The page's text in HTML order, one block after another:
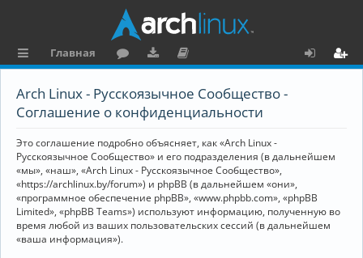
ы
к
и
Главная
ру
ру
и
ку
е
н
та
ц
Arch Linux - Русскоязычное Сообщество -
Соглашение о конфиденциальности
Это соглашение подробно объясняет, как «Arch Linux -
Русскоязычное Сообщество» и его подразделения (в дальнейшем
«мы», «наш», «Arch Linux - Русскоязычное Сообщество»,
«https://archlinux.by/forum») и phpBB (в дальнейшем «они»,
«программное обеспечение phpBB», «www.phpbb.com», «phpBB
Limited», «phpBB Teams») используют информацию, полученную во
время любой из ваших пользовательских сессий (в дальнейшем
«ваша информация»).